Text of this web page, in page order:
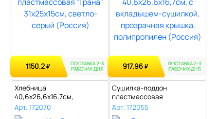
1150.2₽ ПОСТАВКА 2-3
РАБОЧИХ ДНЯ 917.96₽ ПОСТАВКА 2-3
РАБОЧИХ ДНЯ
Хлебница
40,6х26,6х16,7см,
прозрачная крышка,
полипропи..
Арт. 172070
Сушилка-поддон
пластмассовая
36,5х27,2х3,5см,
универсал..
Арт. 172055